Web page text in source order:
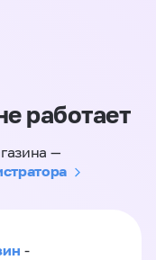
работает
—
-